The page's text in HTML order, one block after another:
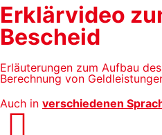
Erklärvideo
Bescheid
Erläuterungen zum Aufbau
Berechnung von
Auch in verschiedenen